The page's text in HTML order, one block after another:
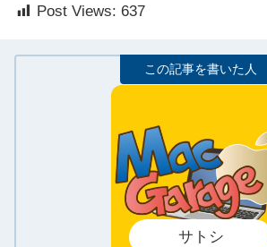
Post Views: 637
サトシ